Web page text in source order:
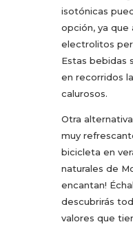
isotónicas
opción, ya que
electrolitos
Estas bebidas
en recorridos
calurosos.
Otra
muy
bicicleta en
naturales de
encantan!
descubrirás
valores que